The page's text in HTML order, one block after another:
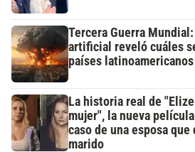
Tercera Guerra
artificial reveló cuáles
países
La historia real de
mujer", la nueva
caso de una esposa
marido